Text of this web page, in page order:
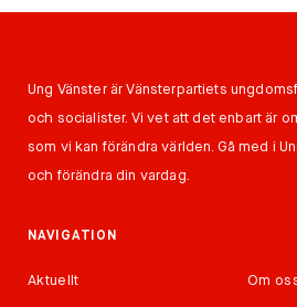
Ung Vänster är Vänsterpartiets
och socialister. Vi vet att det enbart är
som vi kan förändra världen. Gå med i
och förändra din vardag.
NAVIGATION
Aktuellt Om